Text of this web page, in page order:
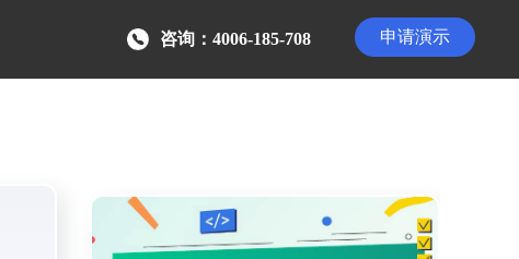
申请演示
咨询：4006-185-708